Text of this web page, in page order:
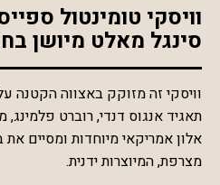
וויסקי טומינטול
סינגל מאלט מיושן
וויסקי זה מזוקק באצווה הקטנה
תאגיד אנגוס דנדי, רוברט
אלון אמריקאי מיוחדות ומסיים
מצרפת, המיוצרות ידנית.